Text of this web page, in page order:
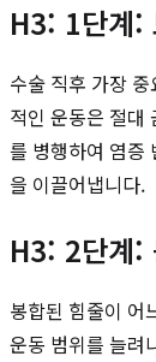
H3: 1단계:
수술 직후 가장
적인 운동은 절대
를 병행하여 염증
을 이끌어냅니다.
H3: 2단계:
봉합된 힘줄이 어
운동 범위를 늘려